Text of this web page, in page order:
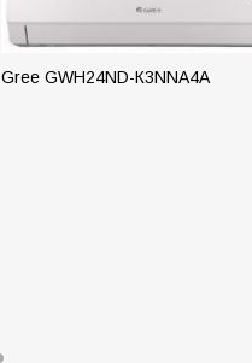
Gree GWH24ND-К3NNA4A